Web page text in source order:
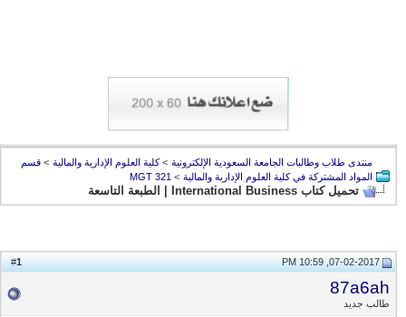
منتدى طلاب وطالبات الجامعة السعودية الإلكترونية > كلية العلوم الإدارية والمالية > قسم
المواد المشتركة في كلية العلوم الإدارية والمالية >
MGT 321
تحميل كتاب International Business | الطبعة التاسعة
07-02-2017, 10:59 PM
87a6ah
طالب جديد